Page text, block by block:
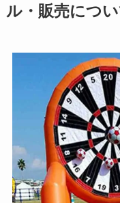
ル・販売につ